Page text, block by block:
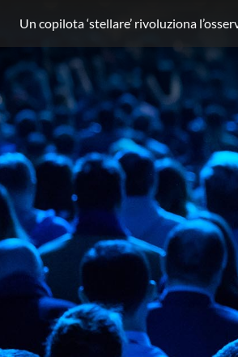
Un copilota ‘stellare’ rivoluziona